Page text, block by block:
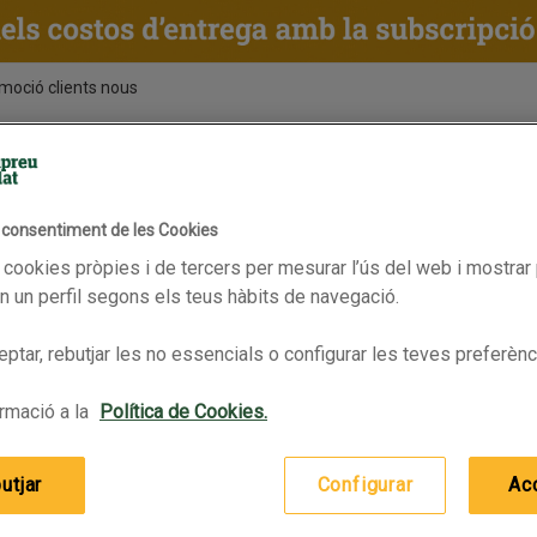
clients nous
de les Cookies
pròpies i de tercers per mesurar l’ús del web i
un perfil segons els teus hàbits de navegació.
rebutjar les no essencials o configurar les teves
a la Política de Cookies.
Configurar